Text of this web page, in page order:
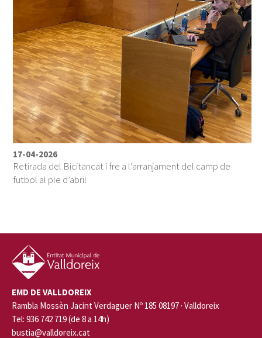
17-04-2026
Retirada del Bicitancat i fre a l’arranjament del camp de
futbol al ple d’abril
EMD DE VALLDOREIX
Rambla Mossèn Jacint Verdaguer Nº 185 08197 · Valldoreix
Tel: 936 742 719 (de 8 a 14h)
bustia@valldoreix.cat